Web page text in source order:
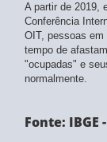
A partir de 2019,
Conferência
OIT, pessoas em
tempo de
"ocupadas" e
normalmente.
Fonte: IBGE